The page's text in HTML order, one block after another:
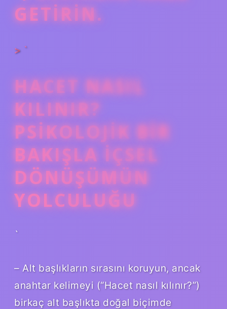
GETIRIN.
> `
HACET NASIL
KILINIR?
PSIKOLOJIK BIR
BAKIŞLA İÇSEL
DÖNÜŞÜMÜN
YOLCULUĞU
`
– Alt başlıkların sırasını koruyun, ancak
anahtar kelimeyi (“Hacet nasıl kılınır?”)
birkaç alt başlıkta doğal biçimde